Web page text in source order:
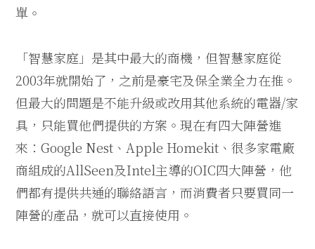
單。
「智慧家庭」是其中最大的商機，但智慧家庭從
2003年就開始了，之前是豪宅及保全業全力在推。
但最大的問題是不能升級或改用其他系統的電器/家
具，只能買他們提供的方案。現在有四大陣營進
來：Google Nest、Apple Homekit、很多家電廠
商組成的AllSeen及Intel主導的OIC四大陣營，他
們都有提供共通的聯絡語言，而消費者只要買同一
陣營的產品，就可以直接使用。